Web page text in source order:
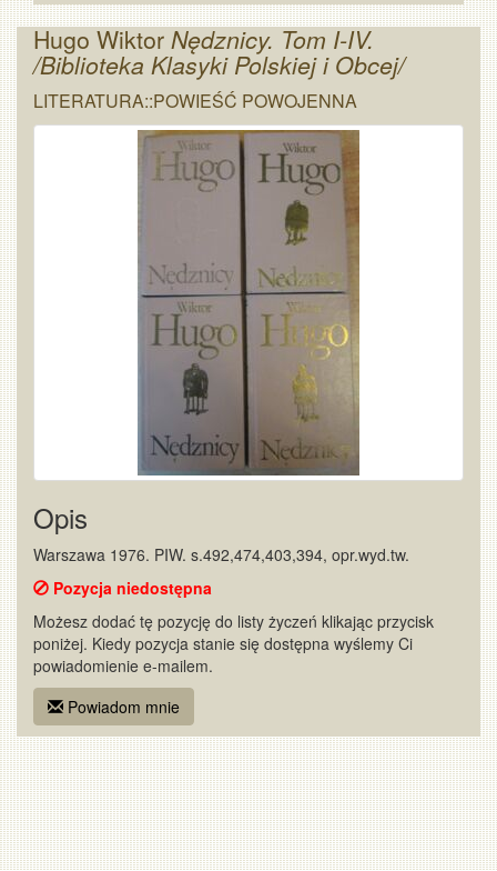
Hugo Wiktor Nędznicy. Tom I-IV.
/Biblioteka Klasyki Polskiej i Obcej/
LITERATURA::POWIEŚĆ POWOJENNA
Opis
Warszawa 1976. PIW. s.492,474,403,394, opr.wyd.tw.
Pozycja niedostępna
Możesz dodać tę pozycję do listy życzeń klikając przycisk
poniżej. Kiedy pozycja stanie się dostępna wyślemy Ci
powiadomienie e-mailem.
Powiadom mnie